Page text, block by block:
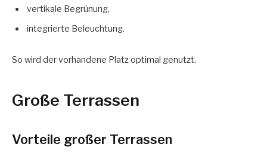
vertikale Begrünung,
integrierte Beleuchtung.
So wird der vorhandene Platz optimal genutzt.
Große Terrassen
Vorteile großer Terrassen